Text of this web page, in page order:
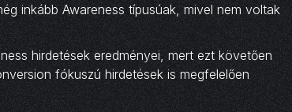
inkább Awareness típusúak, mivel nem voltak
hirdetések eredményei, mert ezt követően
fókuszú hirdetések is megfelelően